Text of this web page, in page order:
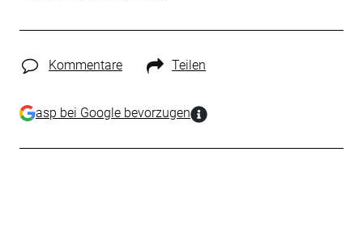
Kommentare Teilen
asp bei Google bevorzugen